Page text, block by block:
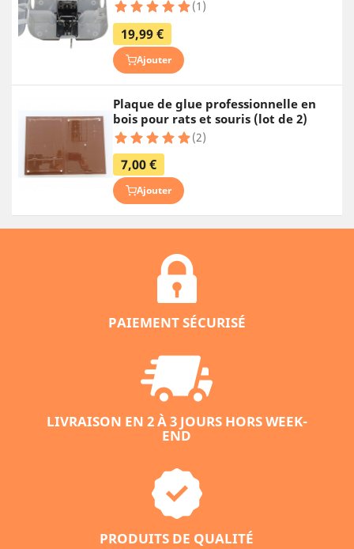
(1)
19,99 €
Ajouter
Plaque de glue professionnelle en
bois pour rats et souris (lot de 2)
(2)
7,00 €
Ajouter
PAIEMENT SÉCURISÉ
LIVRAISON EN 2 À 3 JOURS HORS WEEK-
END
PRODUITS DE QUALITÉ